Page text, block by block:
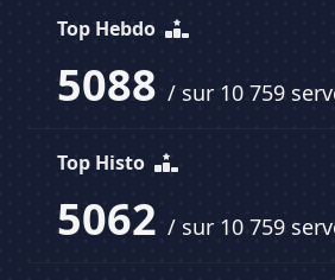
Top Hebdo
5088 / sur 10 759
Top Histo
5062 / sur 10 759